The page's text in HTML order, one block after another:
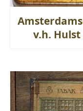
v.h. Hulst